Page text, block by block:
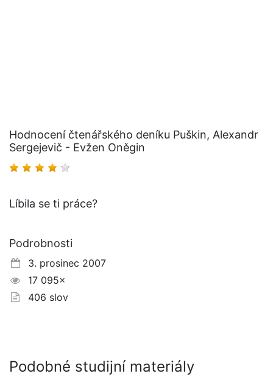
Hodnocení čtenářského deníku Puškin, Alexandr
Sergejevič - Evžen Oněgin
Líbila se ti práce?
Podrobnosti
3. prosinec 2007
17 095×
406 slov
Podobné studijní materiály